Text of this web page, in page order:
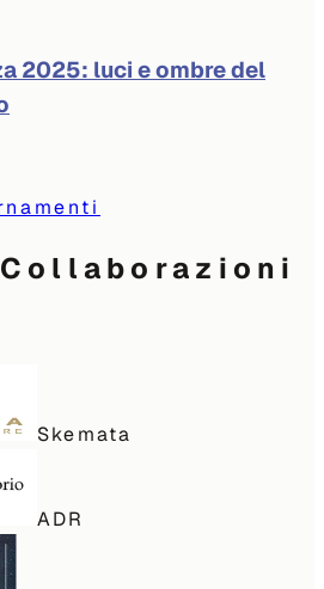
2025: luci e ombre del
Skemata
ADR